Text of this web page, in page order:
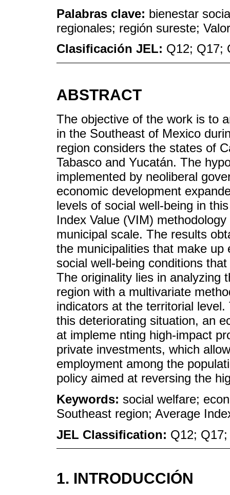
Palabras clave: bienestar
regionales; región sureste;
Clasificación JEL: Q12; Q17;
ABSTRACT
The objective of the work is to
in the Southeast of Mexico
region considers the states of
Tabasco and Yucatán. The
implemented by neoliberal
economic development
levels of social well-being in
Index Value (VIM)
municipal scale. The results
the municipalities that make
social well-being conditions
The originality lies in analyzing
region with a multivariate
indicators at the territorial
this deteriorating situation, an
at impleme nting high-impact
private investments, which
employment among the
policy aimed at reversing the
Keywords: social welfare;
Southeast region; Average
JEL Classification: Q12;
1. INTRODUCCIÓN